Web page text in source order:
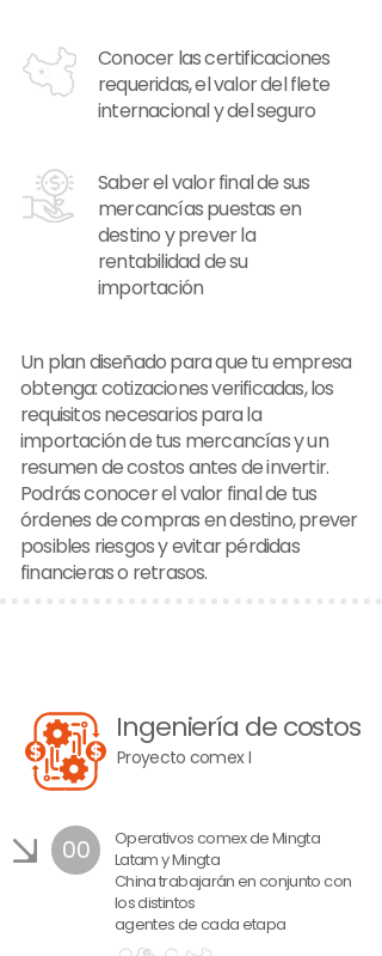
Conocer las certificaciones
requeridas, el valor del flete
internacional y del seguro
Saber el valor final de sus
mercancías puestas en
destino y prever la
rentabilidad de su
importación
Un plan diseñado para que tu empresa
obtenga: cotizaciones verificadas, los
requisitos necesarios para la
importación de tus mercancías y un
resumen de costos antes de invertir.
Podrás conocer el valor final de tus
órdenes de compras en destino, prever
posibles riesgos y evitar pérdidas
financieras o retrasos.
Ingeniería de costos
Proyecto comex I
00
Operativos comex de Mingta
Latam y Mingta
China trabajarán en conjunto con
los distintos
agentes de cada etapa